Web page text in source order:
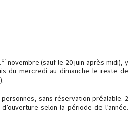
er novembre (sauf le 20 juin après-midi), y
du mercredi au dimanche le reste de
sans réservation préalable. 2
selon la période de l’année.